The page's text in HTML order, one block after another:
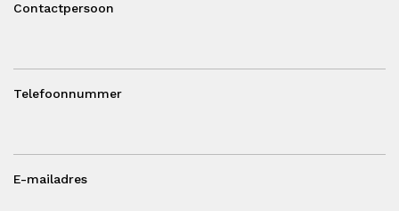
Contactpersoon
Telefoonnummer
E-mailadres